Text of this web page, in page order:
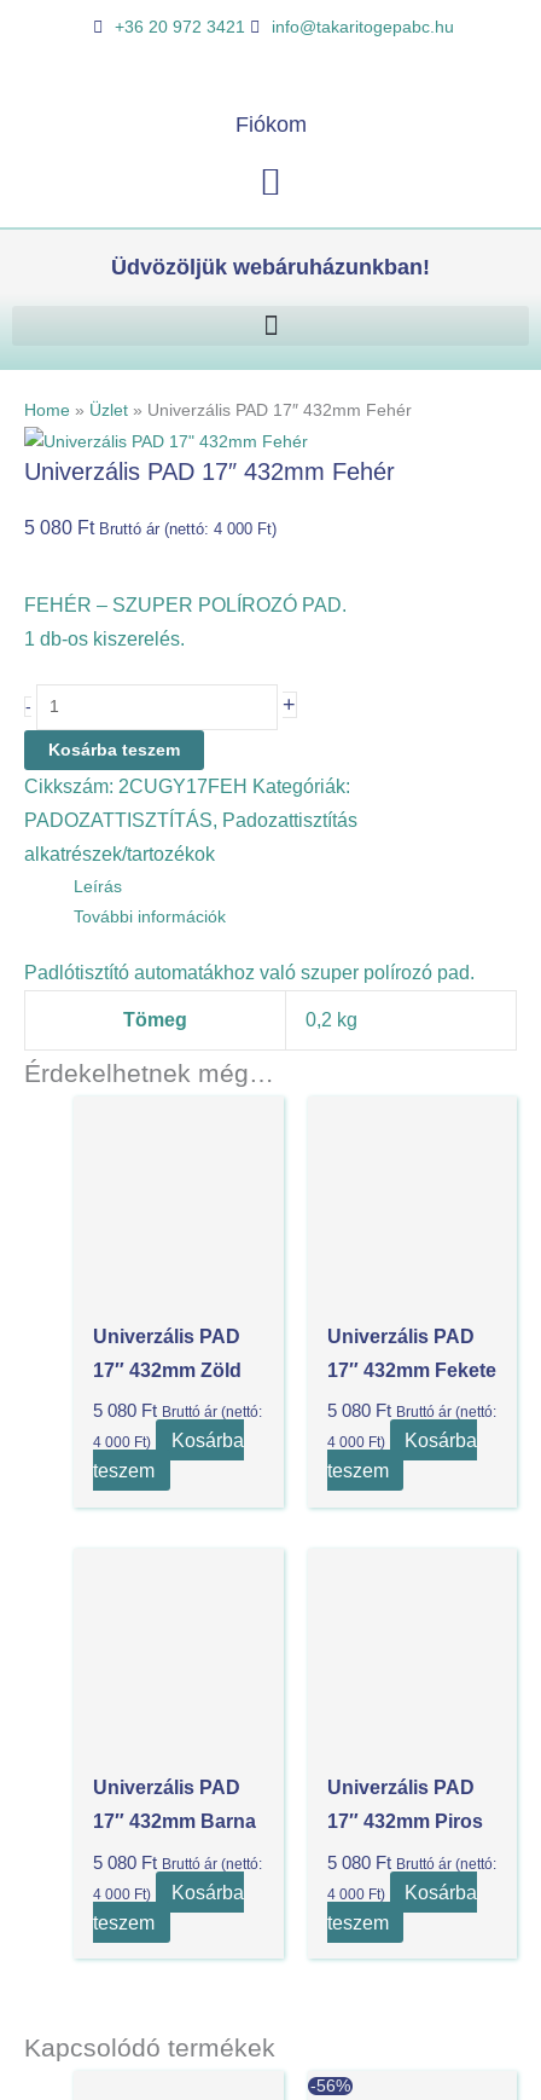
+36 20 972 3421 info@takaritogepabc.hu
Fiókom
Kosár
Üdvözöljük webáruházunkban!
Home » Üzlet » Univerzális PAD 17″ 432mm Fehér
Univerzális PAD 17″ 432mm Fehér
5 080 Ft Bruttó ár (nettó: 4 000 Ft)
FEHÉR – SZUPER POLÍROZÓ PAD.
1 db-os kiszerelés.
- +
Kosárba teszem
Cikkszám: 2CUGY17FEH Kategóriák:
PADOZATTISZTÍTÁS, Padozattisztítás
alkatrészek/tartozékok
Leírás
További információk
Padlótisztító automatákhoz való szuper polírozó pad.
Tömeg 0,2 kg
Érdekelhetnek még…
Univerzális PAD
17″ 432mm Zöld
5 080 Ft Bruttó ár (nettó:
4 000 Ft)
Kosárba
teszem
Univerzális PAD
17″ 432mm Fekete
5 080 Ft Bruttó ár (nettó:
4 000 Ft)
Kosárba
teszem
Univerzális PAD
17″ 432mm Barna
5 080 Ft Bruttó ár (nettó:
4 000 Ft)
Kosárba
teszem
Univerzális PAD
17″ 432mm Piros
5 080 Ft Bruttó ár (nettó:
4 000 Ft)
Kosárba
teszem
Kapcsolódó termékek
-56%